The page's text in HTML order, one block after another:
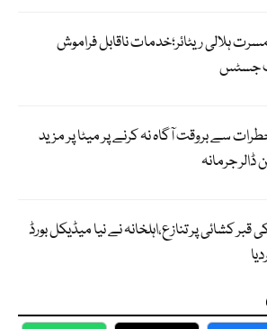
ہلالی ریٹائر؛خدمات ناقابل فراموش
جسٹس
سے بروقت آگاہ نہ کرنے پر میٹا پر مزید
قبر کشائی پر تنازع،اہلخانہ نے نیا میڈیکل بورڈ